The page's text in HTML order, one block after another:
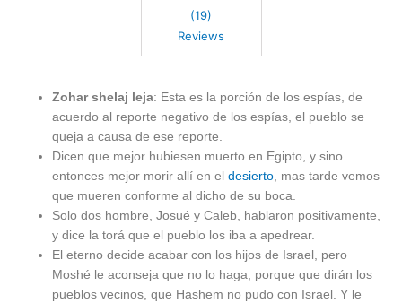
Arameo en
formato Microfilm
(19)
Reviews
Zohar shelaj leja: Esta es la porción de los espías, de
acuerdo al reporte negativo de los espías, el pueblo se
queja a causa de ese reporte.
Dicen que mejor hubiesen muerto en Egipto, y sino
entonces mejor morir allí en eldesierto, mas tarde vemos
que mueren conforme al dicho de su boca.
Solo dos hombre, Josué y Caleb, hablaron positivamente,
y dice la torá que el pueblo los iba a apedrear.
El eterno decide acabar con los hijos de Israel, pero
Moshé le aconseja que no lo haga, porque que dirán los
pueblos vecinos, que Hashem no pudo con Israel. Y le